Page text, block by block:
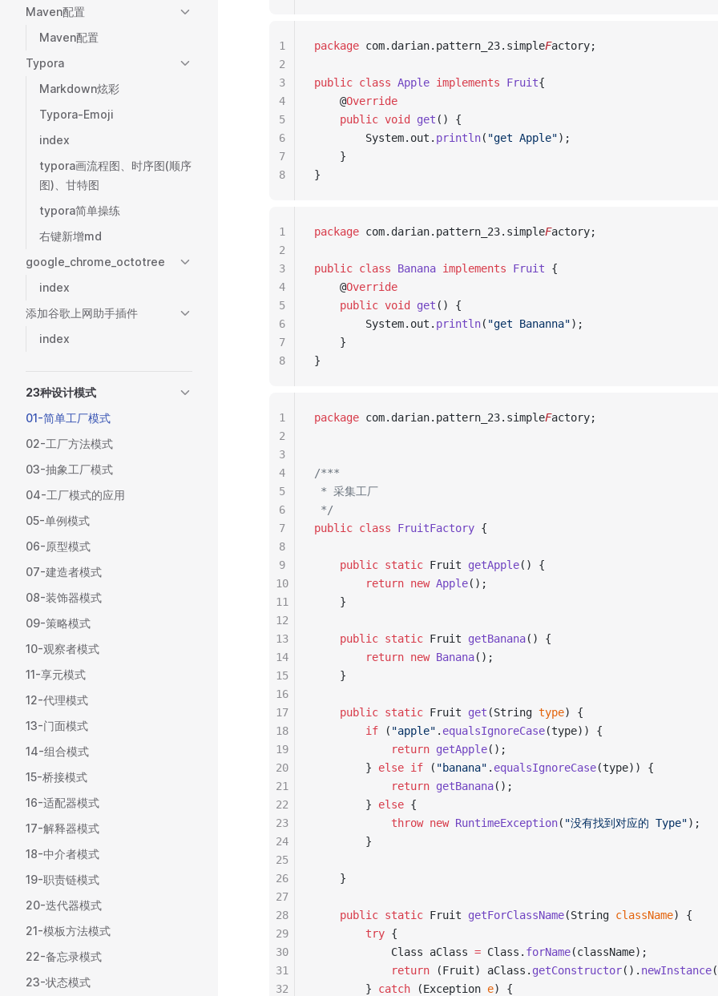
Maven配置
Maven配置
Typora
Markdown炫彩
Typora-Emoji
index
typora画流程图、时序图(顺序
图)、甘特图
typora简单操练
右键新增md
google_chrome_octotree
index
添加谷歌上网助手插件
index
23种设计模式
01-简单工厂模式
02-工厂方法模式
03-抽象工厂模式
04-工厂模式的应用
05-单例模式
06-原型模式
07-建造者模式
08-装饰器模式
09-策略模式
10-观察者模式
11-享元模式
12-代理模式
13-门面模式
14-组合模式
15-桥接模式
16-适配器模式
17-解释器模式
18-中介者模式
19-职责链模式
20-迭代器模式
21-模板方法模式
22-备忘录模式
23-状态模式
package com.darian.pattern_23.simpleFactory;
public class Apple implements Fruit{
    @
Override
public void get () {
        System.out.
println( "get Apple");
    }
}
1
2
3
4
5
6
7
8
package com.darian.pattern_23.simpleFactory;
public class Banana implements Fruit {
    @
Override
public void get () {
        System.out.
println( "get Bananna");
    }
}
1
2
3
4
5
6
7
8
package com.darian.pattern_23.simpleFactory;
/***
* 采集工厂
*/
public class FruitFactory {
public static Fruit getApple() {
return new Apple();
    }
public static Fruit getBanana() {
return new Banana();
    }
public static Fruit get (String type) {
if ( "apple" . equalsIgnoreCase(type)) {
return getApple();
        }
else if ( "banana" . equalsIgnoreCase(type)) {
return getBanana();
        }
else {
throw new RuntimeException( "没有找到对应的 Type");
        }
    }
public static Fruit getForClassName(String className) {
try {
            Class aClass
= Class. forName(className);
return (Fruit) aClass. getConstructor(). newInstance
        }
catch (Exception e) {
1
2
3
4
5
6
7
8
9
10
11
12
13
14
15
16
17
18
19
20
21
22
23
24
25
26
27
28
29
30
31
32